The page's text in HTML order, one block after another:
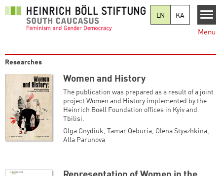
EN
KA
Menu
Researches
Women and History
The publication was prepared as a result of a joint
project Women and History implemented by the
Heinrich Boell Foundation offices in Kyiv and
Tbilisi.
Olga Gnydiuk, Tamar Qeburia, Olena Styazhkina,
Alla Parunova